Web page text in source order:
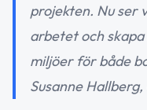
projekten. Nu ser
arbetet och
miljöer för både
Susanne